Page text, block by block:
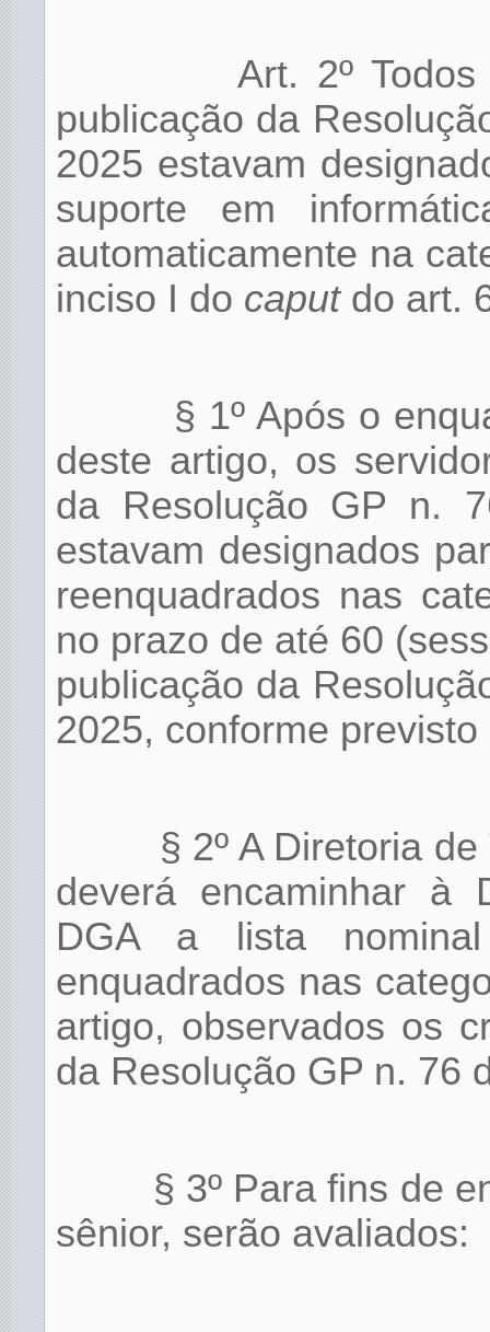
Art. 2º
publicação da
2025 estavam
suporte em
automaticamente na
inciso I do caputdo art.
§ 1º Após o
deste artigo, os
da Resolução GP n.
estavam designados
reenquadrados nas
no prazo de até 60
publicação da
2025, conforme
§ 2º A Diretoria
deverá encaminhar à
DGA a lista
enquadrados nas
artigo, observados os
da Resolução GP n. 76
§ 3º Para fins de
sênior, serão avaliados: